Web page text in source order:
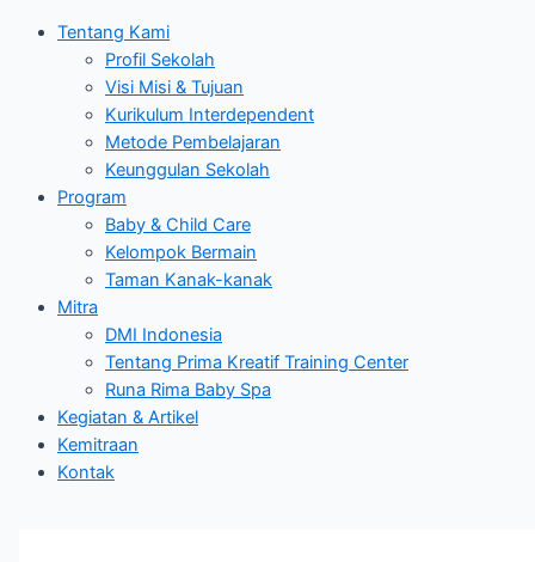
Tentang Kami
Profil Sekolah
Visi Misi & Tujuan
Kurikulum Interdependent
Metode Pembelajaran
Keunggulan Sekolah
Program
Baby & Child Care
Kelompok Bermain
Taman Kanak-kanak
Mitra
DMI Indonesia
Tentang Prima Kreatif Training Center
Runa Rima Baby Spa
Kegiatan & Artikel
Kemitraan
Kontak